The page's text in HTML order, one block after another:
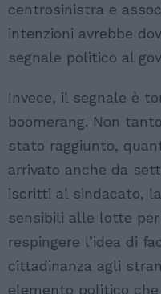
centrosinistra e
intenzioni avrebbe
segnale politico al
Invece, il segnale è
boomerang. Non
stato raggiunto,
arrivato anche da
iscritti al sindacato,
sensibili alle lotte
respingere l’idea di
cittadinanza agli
elemento politico